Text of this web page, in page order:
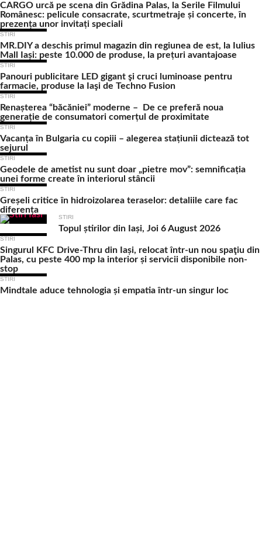
CARGO urcă pe scena din Grădina Palas, la Serile Filmului
Românesc: pelicule consacrate, scurtmetraje și concerte, în
prezența unor invitați speciali
STIRI
MR.DIY a deschis primul magazin din regiunea de est, la Iulius
Mall Iași: peste 10.000 de produse, la prețuri avantajoase
STIRI
Panouri publicitare LED gigant şi cruci luminoase pentru
farmacie, produse la Iaşi de Techno Fusion
STIRI
Renașterea “băcăniei” moderne – De ce preferă noua
generație de consumatori comerțul de proximitate
STIRI
Vacanța în Bulgaria cu copiii – alegerea stațiunii dictează tot
sejurul
STIRI
Geodele de ametist nu sunt doar „pietre mov”: semnificația
unei forme create în interiorul stâncii
STIRI
Greșeli critice în hidroizolarea teraselor: detaliile care fac
diferența
STIRI
Topul știrilor din Iași, Joi 6 August 2026
STIRI
Singurul KFC Drive-Thru din Iași, relocat într-un nou spaţiu din
Palas, cu peste 400 mp la interior și servicii disponibile non-
stop
STIRI
Mindtale aduce tehnologia și empatia într-un singur loc